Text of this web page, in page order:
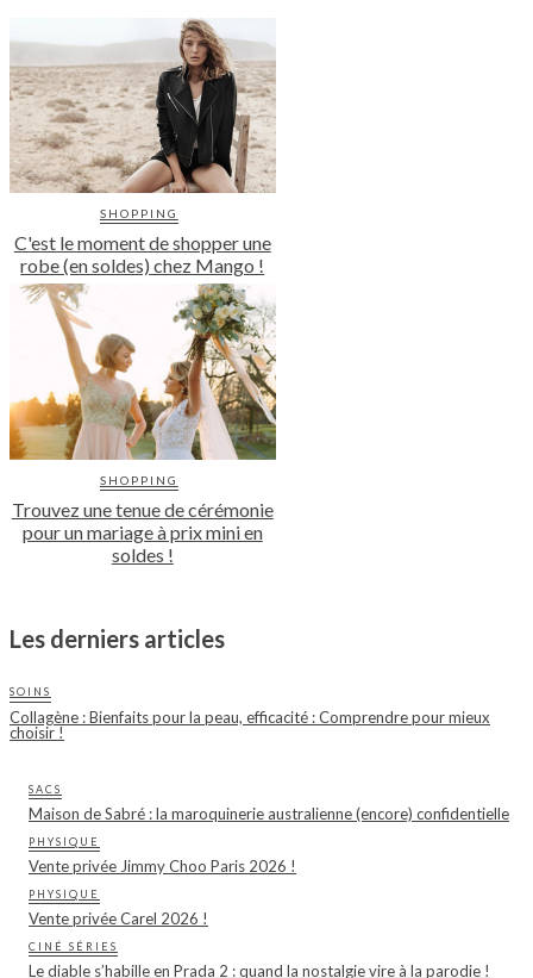
SHOPPING
C'est le moment de shopper une
robe (en soldes) chez Mango !
SHOPPING
Trouvez une tenue de cérémonie
pour un mariage à prix mini en
soldes !
Les derniers articles
SOINS
Collagène : Bienfaits pour la peau, efficacité : Comprendre pour mieux
choisir !
SACS
Maison de Sabré : la maroquinerie australienne (encore) confidentielle
PHYSIQUE
Vente privée Jimmy Choo Paris 2026 !
PHYSIQUE
Vente privée Carel 2026 !
CINÉ SÉRIES
Le diable s’habille en Prada 2 : quand la nostalgie vire à la parodie !